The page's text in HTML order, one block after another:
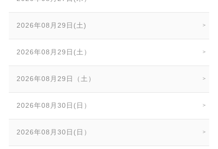
2026年08月29日(土)
2026年08月29日(土）
2026年08月29日（土）
2026年08月30日(日）
2026年08月30日(日）